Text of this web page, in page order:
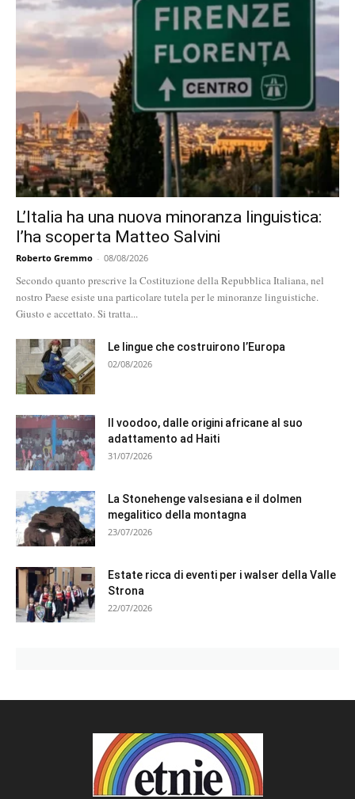
L’Italia ha una nuova minoranza linguistica:
l’ha scoperta Matteo Salvini
Roberto Gremmo - 08/08/2026
Secondo quanto prescrive la Costituzione della Repubblica Italiana, nel
nostro Paese esiste una particolare tutela per le minoranze linguistiche.
Giusto e accettato. Si tratta...
Le lingue che costruirono l’Europa
02/08/2026
Il voodoo, dalle origini africane al suo
adattamento ad Haiti
31/07/2026
La Stonehenge valsesiana e il dolmen
megalitico della montagna
23/07/2026
Estate ricca di eventi per i walser della Valle
Strona
22/07/2026